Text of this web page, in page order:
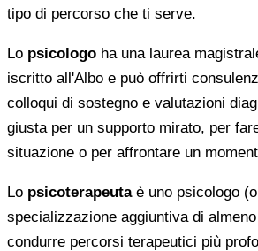
tipo di percorso che ti serve.
Lo psicologo ha una laurea
iscritto all'Albo e può offrirti
colloqui di sostegno e valutazioni
giusta per un supporto mirato, per
situazione o per affrontare un
Lo psicoterapeutaè uno psicologo
specializzazione aggiuntiva di
condurre percorsi terapeutici più